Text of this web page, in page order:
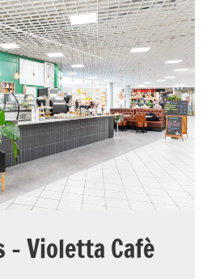
Violetta Cafè